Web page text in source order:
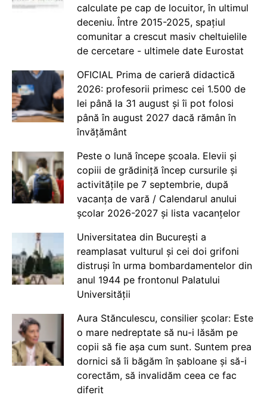
calculate pe cap de locuitor, în ultimul
deceniu. Între 2015-2025, spațiul
comunitar a crescut masiv cheltuielile
de cercetare - ultimele date Eurostat
OFICIAL Prima de carieră didactică
2026: profesorii primesc cei 1.500 de
lei până la 31 august și îi pot folosi
până în august 2027 dacă rămân în
învățământ
Peste o lună începe școala. Elevii și
copiii de grădiniță încep cursurile și
activitățile pe 7 septembrie, după
vacanța de vară / Calendarul anului
școlar 2026-2027 și lista vacanțelor
Universitatea din București a
reamplasat vulturul și cei doi grifoni
distruși în urma bombardamentelor din
anul 1944 pe frontonul Palatului
Universității
Aura Stănculescu, consilier școlar: Este
o mare nedreptate să nu-i lăsăm pe
copii să fie așa cum sunt. Suntem prea
dornici să îi băgăm în șabloane și să-i
corectăm, să invalidăm ceea ce fac
diferit